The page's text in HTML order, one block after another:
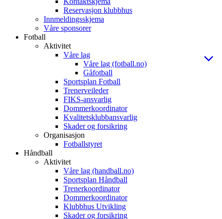
Reservasjon klubbhus
Innmeldingsskjema
Våre sponsorer
Fotball
Aktivitet
Våre lag
Våre lag (fotball.no)
Gåfotball
Sportsplan Fotball
Trenerveileder
FIKS-ansvarlig
Dommerkoordinator
Kvalitetsklubbansvarlig
Skader og forsikring
Organisasjon
Fotballstyret
Håndball
Aktivitet
Våre lag (handball.no)
Sportsplan Håndball
Trenerkoordinator
Dommerkoordinator
Klubbhus Utvikling
Skader og forsikring